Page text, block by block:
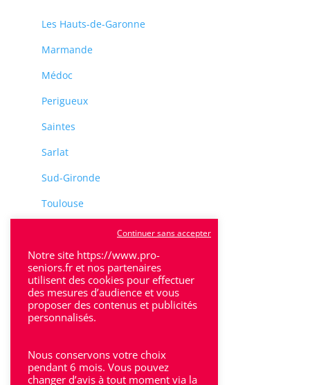
Les Hauts-de-Garonne
Marmande
Médoc
Perigueux
Saintes
Sarlat
Sud-Gironde
Toulouse
Villeneuve-Sur-Lot
Bron
Notre site https://www.pro-
seniors.fr et nos partenaires
utilisent des cookies pour effectuer
des mesures d’audience et vous
proposer des contenus et publicités
personnalisés.
Nous conservons votre choix
pendant 6 mois. Vous pouvez
changer d’avis à tout moment via la
Continuer sans accepter